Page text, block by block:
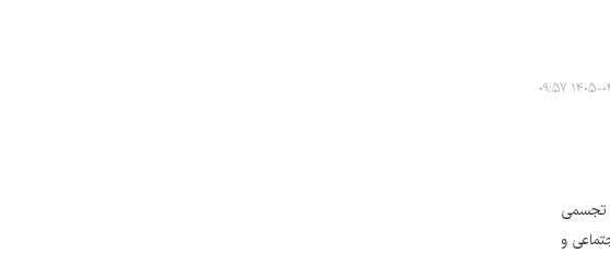
۰۷ ۰۹:۵۷
تجسمی
و